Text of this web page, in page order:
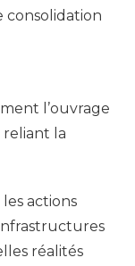
consolidation
l’ouvrage
reliant la
actions
réalités